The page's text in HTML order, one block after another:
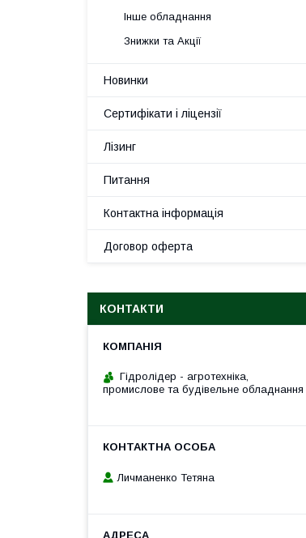
Інше обладнання
Знижки та Акції
Новинки
Сертифікати і ліцензії
Лізинг
Питання
Контактна інформація
Договор оферта
КОНТАКТИ
Гідролідер - агротехніка,
промислове та будівельне обладнання
Личманенко Тетяна